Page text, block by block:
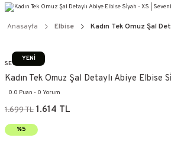
Anasayfa Elbise Kadın Tek Omuz Şal
YENİ
SEVENLINE
Kadın Tek Omuz Şal Detaylı Abiye Elbise
0.0 Puan - 0 Yorum
1.699 TL 1.614 TL
%5